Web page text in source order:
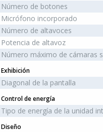
Número de botones
Micrófono incorporado
Número de altavoces
Potencia de altavoz
Número máximo de cámaras
Exhibición
Diagonal de la pantalla
Control de energía
Tipo de energía de la unidad
Diseño